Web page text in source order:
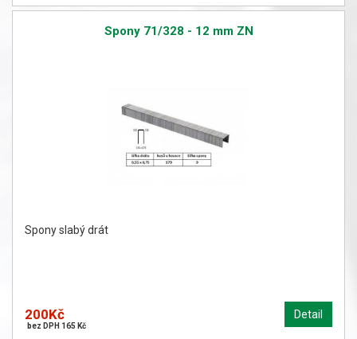
Spony 71/328 - 12 mm ZN
Spony slabý drát
Detail
200Kč
bez DPH 165 Kč